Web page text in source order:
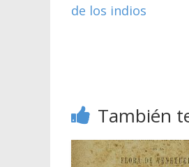
de los indios
También